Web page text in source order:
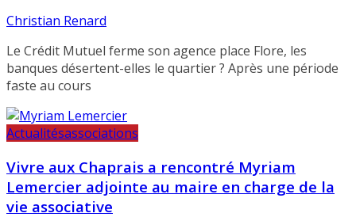
Christian Renard
Le Crédit Mutuel ferme son agence place Flore, les
banques désertent-elles le quartier ? Après une période
faste au cours
Actualitésassociations
Vivre aux Chaprais a rencontré Myriam
Lemercier adjointe au maire en charge de la
vie associative